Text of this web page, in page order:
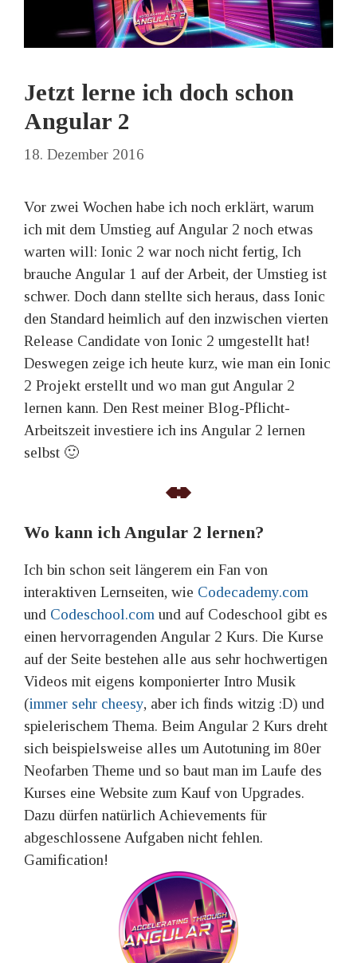
Jetzt lerne ich doch schon
Angular 2
18. Dezember 2016
Vor zwei Wochen habe ich noch erklärt, warum
ich mit dem Umstieg auf Angular 2 noch etwas
warten will: Ionic 2 war noch nicht fertig, Ich
brauche Angular 1 auf der Arbeit, der Umstieg ist
schwer. Doch dann stellte sich heraus, dass Ionic
den Standard heimlich auf den inzwischen vierten
Release Candidate von Ionic 2 umgestellt hat!
Deswegen zeige ich heute kurz, wie man ein Ionic
2 Projekt erstellt und wo man gut Angular 2
lernen kann. Den Rest meiner Blog-Pflicht-
Arbeitszeit investiere ich ins Angular 2 lernen
selbst 🙂
Wo kann ich Angular 2 lernen?
Ich bin schon seit längerem ein Fan von
interaktiven Lernseiten, wie Codecademy.com
und Codeschool.com und auf Codeschool gibt es
einen hervorragenden Angular 2 Kurs. Die Kurse
auf der Seite bestehen alle aus sehr hochwertigen
Videos mit eigens komponierter Intro Musik
(immer sehr cheesy, aber ich finds witzig :D) und
spielerischem Thema. Beim Angular 2 Kurs dreht
sich beispielsweise alles um Autotuning im 80er
Neofarben Theme und so baut man im Laufe des
Kurses eine Website zum Kauf von Upgrades.
Dazu dürfen natürlich Achievements für
abgeschlossene Aufgaben nicht fehlen.
Gamification!